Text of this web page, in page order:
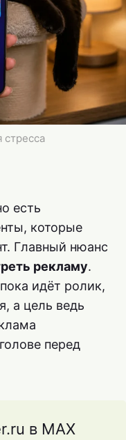
стресса
есть
которые
Главный нюанс
рекламу.
идёт ролик,
а цель ведь
перед
в MAX